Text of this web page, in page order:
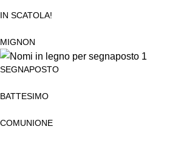
IN SCATOLA!
MIGNON
SEGNAPOSTO
BATTESIMO
COMUNIONE